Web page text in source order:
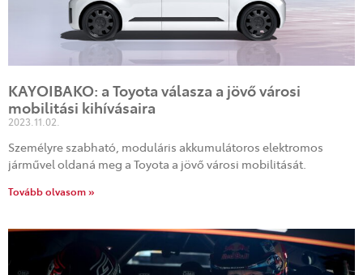
KAYOIBAKO: a Toyota válasza a jövő városi
mobilitási kihívásaira
2023.11.02.
Személyre szabható, moduláris akkumulátoros elektromos
járművel oldaná meg a Toyota a jövő városi mobilitását.
Tovább olvasom »